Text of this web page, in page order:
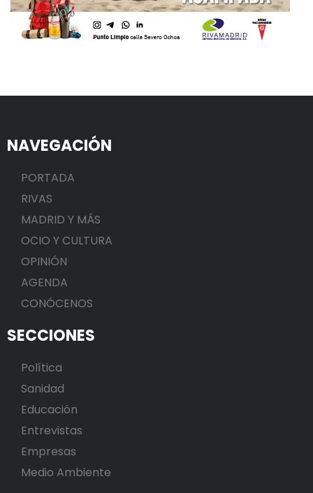
NAVEGACIÓN
PORTADA
RIVAS
MADRID Y MÁS
OCIO Y CULTURA
OPINIÓN
AGENDA
CONÓCENOS
SECCIONES
Política
Sanidad
Educación
Entrevistas
Empresas
Medio Ambiente